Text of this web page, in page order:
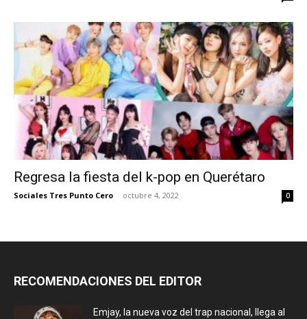
Regresa la fiesta del k-pop en Querétaro
Sociales Tres Punto Cero - octubre 4, 2022 0
RECOMENDACIONES DEL EDITOR
Emjay, la nueva voz del trap nacional, llega al